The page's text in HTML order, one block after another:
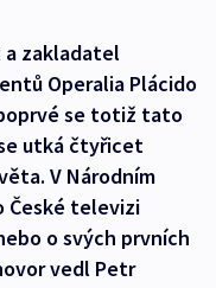
zakladatel
Operalia Plácido
se totiž tato
utká čtyřicet
V Národním
České televizi
o svých prvních
vedl Petr